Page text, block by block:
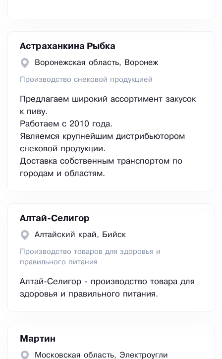
Астраханкина Рыбка
Воронежская область, Воронеж
Производство снековой продукцией
Предлaгaем широкий асcоpтимент закусoк
к пиву.
Работаем с 2010 года.
Являемся крупнейшим дистрибьютором
снековой продукции.
Доcтавкa собственным транспортом по
гopoдам и областям.
Алтай-Селигор
Алтайский край, Бийск
Производство товаров для здоровья и
правильного питания
Алтай-Селигор - производство товара для
здоровья и правильного питания.
Мартин
Московская область, Электроугли